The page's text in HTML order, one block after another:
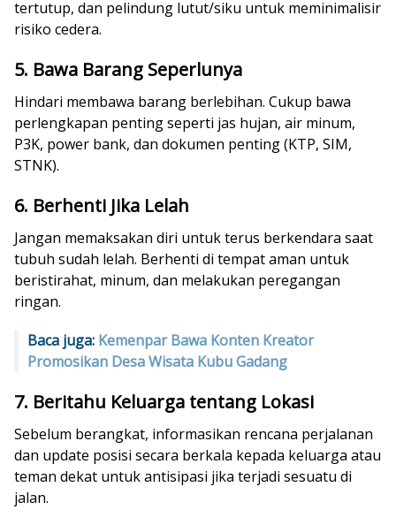
tertutup, dan pelindung lutut/siku untuk meminimalisir
risiko cedera.
5. Bawa Barang Seperlunya
Hindari membawa barang berlebihan. Cukup bawa
perlengkapan penting seperti jas hujan, air minum,
P3K, power bank, dan dokumen penting (KTP, SIM,
STNK).
6. Berhenti Jika Lelah
Jangan memaksakan diri untuk terus berkendara saat
tubuh sudah lelah. Berhenti di tempat aman untuk
beristirahat, minum, dan melakukan peregangan
ringan.
Baca juga: Kemenpar Bawa Konten Kreator
Promosikan Desa Wisata Kubu Gadang
7. Beritahu Keluarga tentang Lokasi
Sebelum berangkat, informasikan rencana perjalanan
dan update posisi secara berkala kepada keluarga atau
teman dekat untuk antisipasi jika terjadi sesuatu di
jalan.